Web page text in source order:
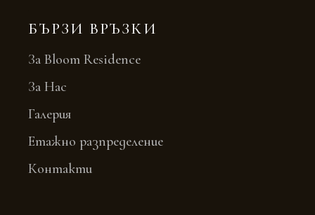
БЪРЗИ ВРЪЗКИ
За Bloom Residence
За Нас
Галерия
Етажно разпределение
Контакти